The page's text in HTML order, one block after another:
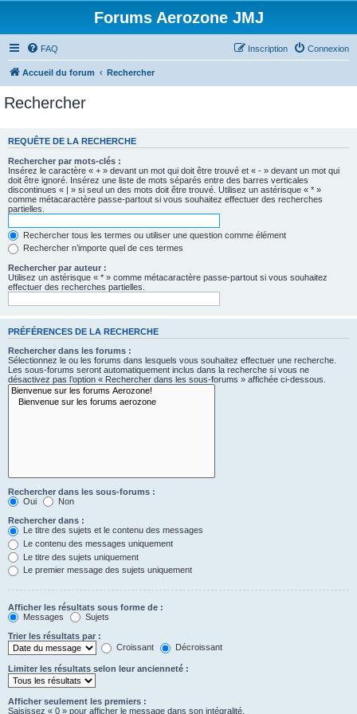
Forums Aerozone JMJ
FAQ Connexion
Inscription
Accueil du forum Rechercher
Rechercher
REQUÊTE DE LA RECHERCHE
Rechercher par mots-clés :
Insérez le caractère « + » devant un mot qui doit être trouvé et « - » devant un mot qui
doit être ignoré. Insérez une liste de mots séparés entre des barres verticales
discontinues « | » si seul un des mots doit être trouvé. Utilisez un astérisque « * »
comme métacaractère passe-partout si vous souhaitez effectuer des recherches
partielles.
Rechercher tous les termes ou utiliser une question comme élément
Rechercher n’importe quel de ces termes
Rechercher par auteur :
Utilisez un astérisque « * » comme métacaractère passe-partout si vous souhaitez
effectuer des recherches partielles.
PRÉFÉRENCES DE LA RECHERCHE
Rechercher dans les forums :
Sélectionnez le ou les forums dans lesquels vous souhaitez effectuer une recherche.
Les sous-forums seront automatiquement inclus dans la recherche si vous ne
désactivez pas l’option « Rechercher dans les sous-forums » affichée ci-dessous.
Rechercher dans les sous-forums :
Oui
Non
Rechercher dans :
Le titre des sujets et le contenu des messages
Le contenu des messages uniquement
Le titre des sujets uniquement
Le premier message des sujets uniquement
Afficher les résultats sous forme de :
Messages
Sujets
Trier les résultats par :
Croissant
Décroissant
Limiter les résultats selon leur ancienneté :
Afficher seulement les premiers :
Saisissez « 0 » pour afficher le message dans son intégralité.